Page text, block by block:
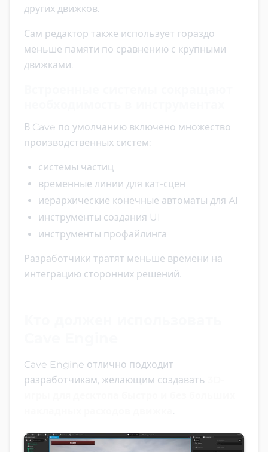
других движков.
Сам редактор также использует гораздо
меньше памяти по сравнению с крупными
движками.
В Cave по умолчанию включено множество
производственных систем:
системы частиц
временные линии для кат-сцен
иерархические конечные автоматы для AI
инструменты создания UI
инструменты профайлинга
Разработчики тратят меньше времени на
интеграцию сторонних решений.
Cave Engine отлично подходит
разработчикам, желающим создавать
.